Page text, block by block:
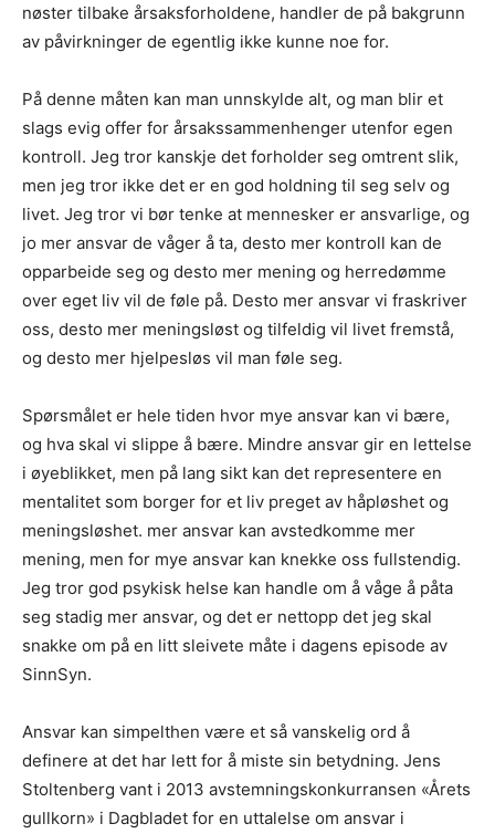
nøster tilbake årsaksforholdene, handler de på bakgrunn
av påvirkninger de egentlig ikke kunne noe for.
På denne måten kan man unnskylde alt, og man blir et
slags evig offer for årsakssammenhenger utenfor egen
kontroll. Jeg tror kanskje det forholder seg omtrent slik,
men jeg tror ikke det er en god holdning til seg selv og
livet. Jeg tror vi bør tenke at mennesker er ansvarlige, og
jo mer ansvar de våger å ta, desto mer kontroll kan de
opparbeide seg og desto mer mening og herredømme
over eget liv vil de føle på. Desto mer ansvar vi fraskriver
oss, desto mer meningsløst og tilfeldig vil livet fremstå,
og desto mer hjelpesløs vil man føle seg.
Spørsmålet er hele tiden hvor mye ansvar kan vi bære,
og hva skal vi slippe å bære. Mindre ansvar gir en lettelse
i øyeblikket, men på lang sikt kan det representere en
mentalitet som borger for et liv preget av håpløshet og
meningsløshet. mer ansvar kan avstedkomme mer
mening, men for mye ansvar kan knekke oss fullstendig.
Jeg tror god psykisk helse kan handle om å våge å påta
seg stadig mer ansvar, og det er nettopp det jeg skal
snakke om på en litt sleivete måte i dagens episode av
SinnSyn.
Ansvar kan simpelthen være et så vanskelig ord å
definere at det har lett for å miste sin betydning. Jens
Stoltenberg vant i 2013 avstemningskonkurransen «Årets
gullkorn» i Dagbladet for en uttalelse om ansvar i